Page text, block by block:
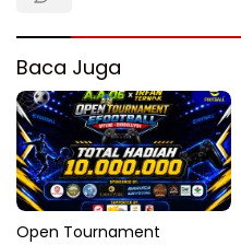
Baca Juga
Open Tournament